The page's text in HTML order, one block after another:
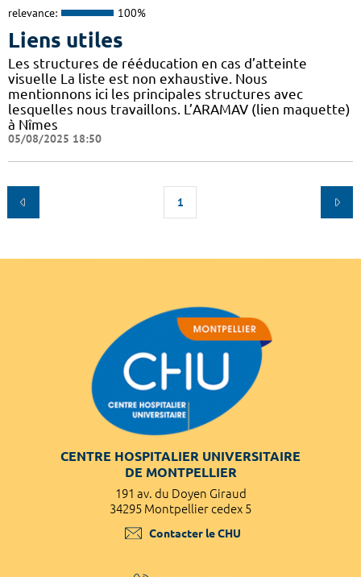
relevance: 100%
Liens utiles
Les structures de rééducation en cas d’atteinte
visuelle La liste est non exhaustive. Nous
mentionnons ici les principales structures avec
lesquelles nous travaillons. L’ARAMAV (lien maquette)
à Nîmes
05/08/2025 18:50
1
CENTRE HOSPITALIER UNIVERSITAIRE
DE MONTPELLIER
191 av. du Doyen Giraud
34295 Montpellier cedex 5
Contacter le CHU